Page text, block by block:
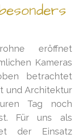
eröffnet
Kameras
betrachtet
und Architektur
Tag noch
Für uns als
der Einsatz